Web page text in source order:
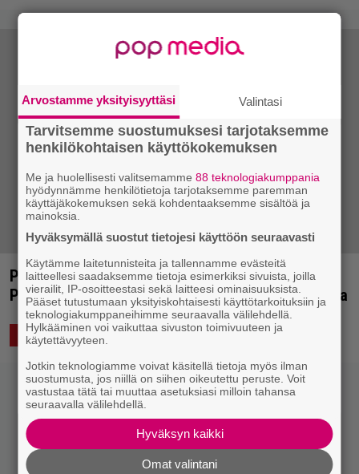
Puntala-rock julkisti ensimmäiset esiintyjät –
Punk-festivaaleille tullaan aina Meksikosta saakka
ELÄVÄ MUSIIKKI 21.3.2017 09:03 Vesa Siltanen
Arvostamme yksityisyyttäsi Valintasi
Tarvitsemme suostumuksesi tarjotaksemme
henkilökohtaisen käyttökokemuksen
Me ja huolellisesti valitsemamme88 teknologiakumppania
hyödynnämme henkilötietoja tarjotaksemme paremman
käyttäjäkokemuksen sekä kohdentaaksemme sisältöä ja
mainoksia.
Hyväksymällä suostut tietojesi käyttöön seuraavasti
Käytämme laitetunnisteita ja tallennamme evästeitä
laitteellesi saadaksemme tietoja esimerkiksi sivuista, joilla
vierailit, IP-osoitteestasi sekä laitteesi ominaisuuksista.
Pääset tutustumaan yksityiskohtaisesti käyttötarkoituksiin ja
teknologiakumppaneihimme seuraavalla välilehdellä.
Hylkääminen voi vaikuttaa sivuston toimivuuteen ja
käytettävyyteen.
Jotkin teknologiamme voivat käsitellä tietoja myös ilman
suostumusta, jos niillä on siihen oikeutettu peruste. Voit
vastustaa tätä tai muuttaa asetuksiasi milloin tahansa
seuraavalla välilehdellä.
Hyväksyn kaikki
Omat valintani